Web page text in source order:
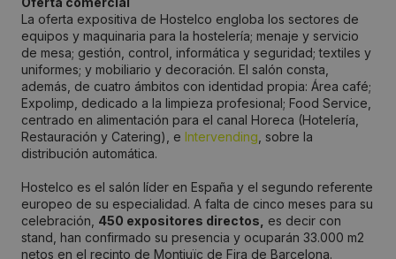
La oferta expositiva de Hostelco engloba los sectores de
equipos y maquinaria para la hostelería; menaje y servicio
de mesa; gestión, control, informática y seguridad; textiles y
uniformes; y mobiliario y decoración. El salón consta,
además, de cuatro ámbitos con identidad propia: Área café;
Expolimp, dedicado a la limpieza profesional; Food Service,
centrado en alimentación para el canal Horeca (Hotelería,
Restauración y Catering), e Intervending , sobre la
distribución automática.
Hostelco es el salón líder en España y el segundo referente
europeo de su especialidad. A falta de cinco meses para su
celebración, 450 expositores directos,
es decir con
stand, han confirmado su presencia y ocuparán 33.000 m2
netos en el recinto de Montjuïc de Fira de Barcelona.